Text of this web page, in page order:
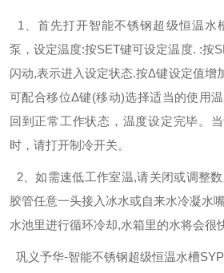
1、首先打开智能不锈钢超级恒温水
泵，设定温度:按SET键可设定温度. :按
闪动,表示进入设定状态.按Δ键设定值增
可配合移位Δ键(移动)选择适当的使用
回到正常工作状态，温度设定完毕。
时，请打开制冷开关。
2、如需速低工作室温,请关闭或调整
胶管任意一头接入冰水或自来水冷凝水
水池里进行循环冷却,水箱里的水将会很
巩义予华-智能不锈钢超级恒温水槽